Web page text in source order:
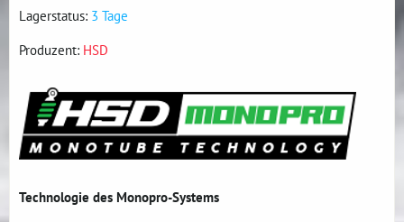
Lagerstatus: 3 Tage
Produzent: HSD
Technologie des Monopro-Systems